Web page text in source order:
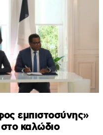
εμπιστοσύνης»
καλώδιο